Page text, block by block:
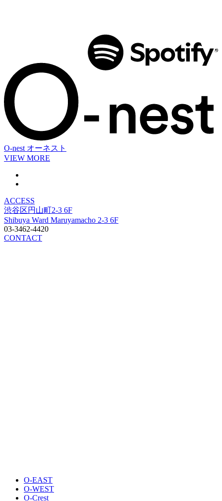
O-nest オーネスト
VIEW MORE
ACCESS
渋谷区円山町2-3 6F
Shibuya Ward Maruyamacho 2-3 6F
03-3462-4420
CONTACT
O-EAST
O-WEST
O-Crest